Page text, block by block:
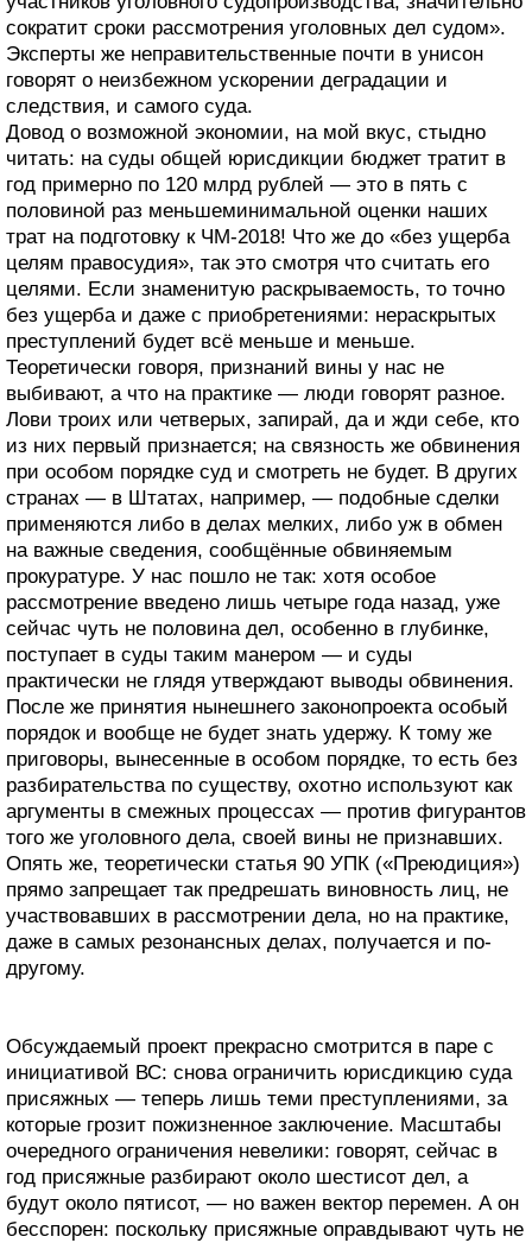
сократит сроки рассмотрения уголовных дел судом».
Эксперты же неправительственные почти в унисон
говорят о неизбежном ускорении деградации и
следствия, и самого суда.
Довод о возможной экономии, на мой вкус, стыдно
читать: на суды общей юрисдикции бюджет тратит в
год примерно по 120 млрд рублей — это в пять с
половиной раз меньшеминимальной оценки наших
трат на подготовку к ЧМ-2018! Что же до «без ущерба
целям правосудия», так это смотря что считать его
целями. Если знаменитую раскрываемость, то точно
без ущерба и даже с приобретениями: нераскрытых
преступлений будет всё меньше и меньше.
Теоретически говоря, признаний вины у нас не
выбивают, а что на практике — люди говорят разное.
Лови троих или четверых, запирай, да и жди себе, кто
из них первый признается; на связность же обвинения
при особом порядке суд и смотреть не будет. В других
странах — в Штатах, например, — подобные сделки
применяются либо в делах мелких, либо уж в обмен
на важные сведения, сообщённые обвиняемым
прокуратуре. У нас пошло не так: хотя особое
рассмотрение введено лишь четыре года назад, уже
сейчас чуть не половина дел, особенно в глубинке,
поступает в суды таким манером — и суды
практически не глядя утверждают выводы обвинения.
После же принятия нынешнего законопроекта особый
порядок и вообще не будет знать удержу. К тому же
приговоры, вынесенные в особом порядке, то есть без
разбирательства по существу, охотно используют как
аргументы в смежных процессах — против фигурантов
того же уголовного дела, своей вины не признавших.
Опять же, теоретически статья 90 УПК («Преюдиция»)
прямо запрещает так предрешать виновность лиц, не
участвовавших в рассмотрении дела, но на практике,
даже в самых резонансных делах, получается и по-
другому.
Обсуждаемый проект прекрасно смотрится в паре с
инициативой ВС: снова ограничить юрисдикцию суда
присяжных — теперь лишь теми преступлениями, за
которые грозит пожизненное заключение. Масштабы
очередного ограничения невелики: говорят, сейчас в
год присяжные разбирают около шестисот дел, а
будут около пятисот, — но важен вектор перемен. А он
бесспорен: поскольку присяжные оправдывают чуть не